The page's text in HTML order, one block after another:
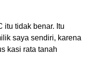
itu tidak benar. Itu
saya sendiri, karena
kasi rata tanah